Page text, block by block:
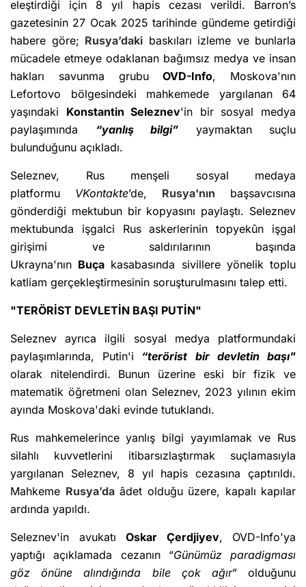
eleştirdiği için 8 yıl hapis cezası verildi. Barron’s
gazetesinin 27 Ocak 2025 tarihinde gündeme getirdiği
habere göre; Rusya’daki baskıları izleme ve bunlarla
mücadele etmeye odaklanan bağımsız medya ve insan
hakları savunma grubuOVD-Info, Moskova'nın
Lefortovo bölgesindeki mahkemede yargılanan 64
yaşındaki Konstantin Seleznev'in bir sosyal medya
paylaşımında
“yanlış bilgi” yaymaktan suçlu
bulunduğunu açıkladı.
Seleznev, Rus menşeli sosyal medaya
platformu VKontakte’de, Rusya'nın başsavcısına
gönderdiği mektubun bir kopyasını paylaştı. Seleznev
mektubunda işgalci Rus askerlerinin topyekûn işgal
girişimi ve saldırılarının başında
Ukrayna'nın Buça kasabasında sivillere yönelik toplu
katliam gerçekleştirmesinin soruşturulmasını talep etti.
"TERÖRİST DEVLETİN BAŞI PUTİN"
Seleznev ayrıca ilgili sosyal medya platformundaki
paylaşımlarında, Putin'i “terörist bir devletin başı"
olarak nitelendirdi. Bunun üzerine eski bir fizik ve
matematik öğretmeni olan Seleznev, 2023 yılının ekim
ayında Moskova'daki evinde tutuklandı.
Rus mahkemelerince yanlış bilgi yayımlamak ve Rus
silahlı kuvvetlerini itibarsızlaştırmak suçlamasıyla
yargılanan Seleznev, 8 yıl hapis cezasına çaptırıldı.
Mahkeme Rusya’daâdet olduğu üzere, kapalı kapılar
ardında yapıldı.
Seleznev'in avukatı Oskar Çerdjiyev, OVD-Info'ya
yaptığı açıklamada cezanın “Günümüz paradigması
göz önüne alındığında bile çok ağır” olduğunu